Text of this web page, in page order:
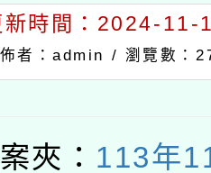
新時間：2024-11-
者：admin / 瀏覽數：
夾： 113年